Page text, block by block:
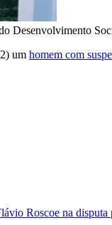
Desenvolvimento
um homem com
Roscoe na